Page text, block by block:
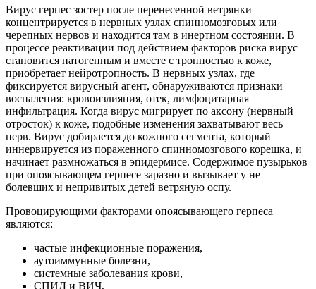
Вирус герпес зостер после перенесенной ветрянки
концентрируется в нервных узлах спинномозговых или
черепных нервов и находится там в инертном состоянии. В
процессе реактивации под действием факторов риска вирус
становится патогенным и вместе с тропностью к коже,
приобретает нейротропность. В нервных узлах, где
фиксируется вирусный агент, обнаруживаются признаки
воспаления: кровоизлияния, отек, лимфоцитарная
инфильтрация. Когда вирус мигрирует по аксону (нервный
отросток) к коже, подобные изменения захватывают весь
нерв. Вирус добирается до кожного сегмента, который
иннервируется из пораженного спинномозгового корешка, и
начинает размножаться в эпидермисе. Содержимое пузырьков
при опоясывающем герпесе заразно и вызывает у не
болевших и непривитых детей ветряную оспу.
Провоцирующими факторами опоясывающего герпеса
являются:
частые инфекционные поражения,
аутоиммунные болезни,
системные заболевания крови,
СПИД и ВИЧ,